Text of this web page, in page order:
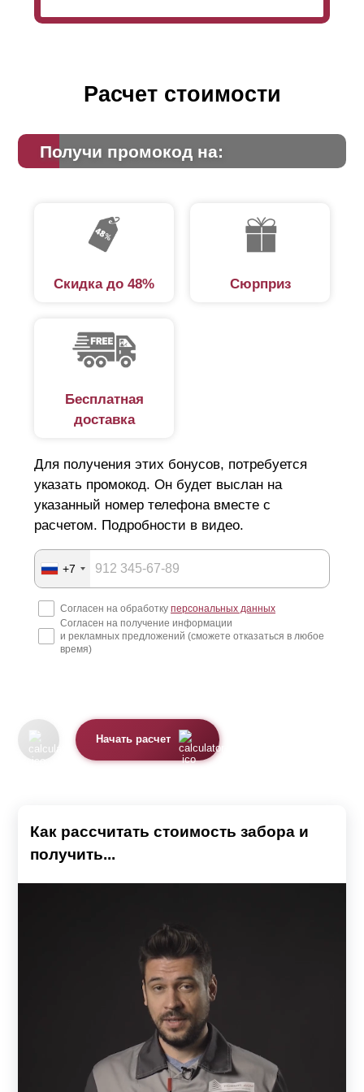
секциями будут выглядеть более объемными,
Расчет стоимости
Получи промокод на:
Скидка до 48% Сюрприз
Бесплатная
доставка
Для получения этих бонусов, потребуется
указать промокод. Он будет выслан на
указанный номер телефона вместе с
расчетом. Подробности в видео.
+7
Согласен на обработку персональных данных
Согласен на получение информации
и рекламных предложений (сможете отказаться в любое
время)
Начать расчет
Как рассчитать стоимость забора и
получить...